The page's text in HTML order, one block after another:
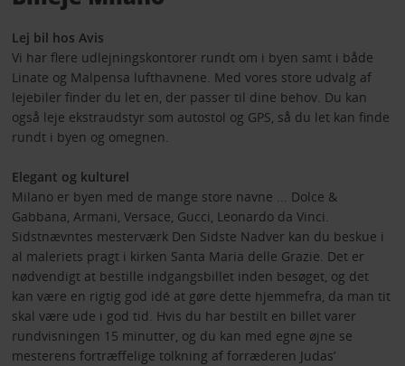
Lej bil hos Avis
Vi har flere udlejningskontorer rundt om i byen samt i både
Linate og Malpensa lufthavnene. Med vores store udvalg af
lejebiler finder du let en, der passer til dine behov. Du kan
også leje ekstraudstyr som autostol og GPS, så du let kan finde
rundt i byen og omegnen.
Elegant og kulturel
Milano er byen med de mange store navne ... Dolce &
Gabbana, Armani, Versace, Gucci, Leonardo da Vinci.
Sidstnævntes mesterværk Den Sidste Nadver kan du beskue i
al maleriets pragt i kirken Santa Maria delle Grazie. Det er
nødvendigt at bestille indgangsbillet inden besøget, og det
kan være en rigtig god idé at gøre dette hjemmefra, da man tit
skal være ude i god tid. Hvis du har bestilt en billet varer
rundvisningen 15 minutter, og du kan med egne øjne se
mesterens fortræffelige tolkning af forræderen Judas’